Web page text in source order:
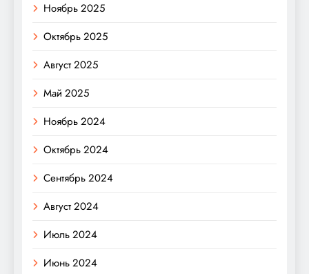
Ноябрь 2025
Октябрь 2025
Август 2025
Май 2025
Ноябрь 2024
Октябрь 2024
Сентябрь 2024
Август 2024
Июль 2024
Июнь 2024